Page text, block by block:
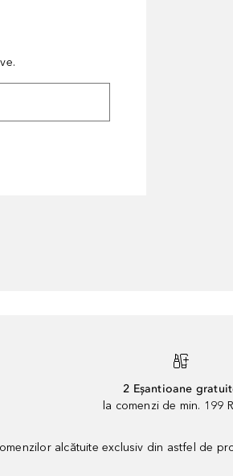
2 Eșantioane
la comenzi de min. 199
alcătuite exclusiv din astfel de